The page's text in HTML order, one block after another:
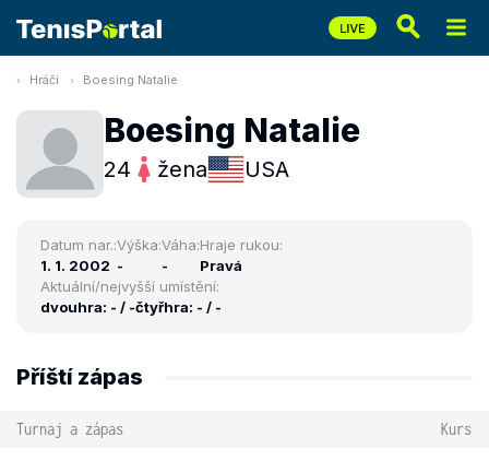
Hráči Boesing Natalie
Boesing Natalie
24 žena USA
Datum nar.:
1. 1. 2002
Výška:
-
Váha:
-
Hraje rukou:
Pravá
Aktuální/nejvyšší umístění:
dvouhra: - / -čtyřhra: - / -
Příští zápas
Turnaj a zápas Kurs